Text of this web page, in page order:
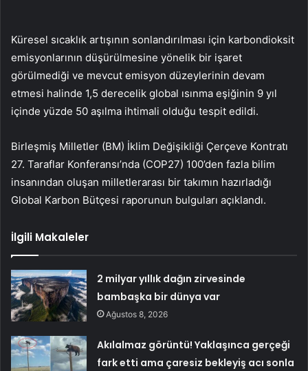
Küresel sıcaklık artışının sonlandırılması için karbondioksit
emisyonlarının düşürülmesine yönelik bir işaret
görülmediği ve mevcut emisyon düzeylerinin devam
etmesi halinde 1,5 derecelik global ısınma eşiğinin 9 yıl
içinde yüzde 50 aşılma ihtimali olduğu tespit edildi.
Birleşmiş Milletler (BM) İklim Değişikliği Çerçeve Kontratı
27. Taraflar Konferansı’nda (COP27) 100’den fazla bilim
insanından oluşan milletlerarası bir takımın hazırladığı
Global Karbon Bütçesi raporunun bulguları açıklandı.
İlgili Makaleler
2 milyar yıllık dağın zirvesinde
bambaşka bir dünya var
Ağustos 8, 2026
Akılalmaz görüntü! Yaklaşınca gerçeği
fark etti ama çaresiz bekleyiş acı sonla